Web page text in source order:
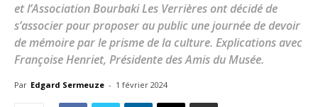
et l’Association Bourbaki Les Verrières ont décidé de
s’associer pour proposer au public une journée de devoir
de mémoire par le prisme de la culture. Explications avec
Françoise Henriet, Présidente des Amis du Musée.
Par Edgard Sermeuze - 1 février 2024